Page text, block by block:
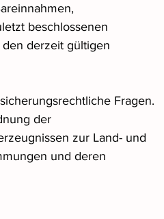
beschlossenen
derzeit gültigen
Fragen.
der
zur Land- und
und deren